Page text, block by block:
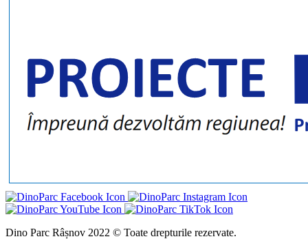
Dino Parc Râșnov 2022 © Toate drepturile rezervate.